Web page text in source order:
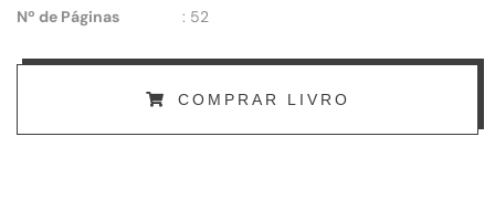
Nº de Páginas
: 52
COMPRAR LIVRO